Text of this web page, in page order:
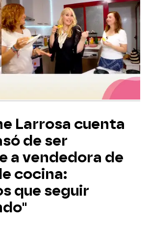
Larrosa cuenta
de ser
a vendedora de
cocina:
que seguir